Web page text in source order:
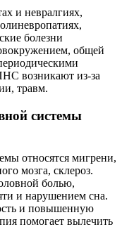
и невралгиях,
болезни
общей
возникают из-за
травм.
системы
относятся мигрени,
мозга, склероз.
болью,
и нарушением сна.
и повышенную
помогает вылечить